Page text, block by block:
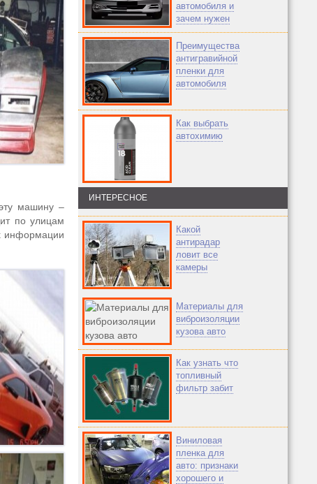
машину –
по улицам
информации
автомобиля и
зачем нужен
Преимущества
антигравийной
пленки для
автомобиля
Как выбрать
автохимию
ИНТЕРЕСНОЕ
Какой
антирадар
ловит все
камеры
Материалы для
виброизоляции
кузова авто
Как узнать что
топливный
фильтр забит
Виниловая
пленка для
авто: признаки
хорошего и